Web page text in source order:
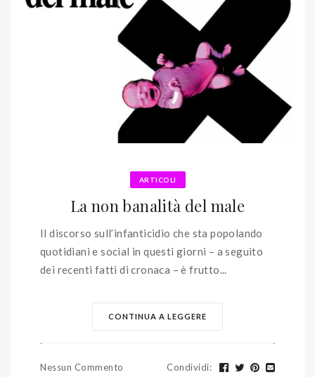
ARTICOLI
La non banalità del male
Il discorso sull’infanticidio che sta popolando
quotidiani e social in questi giorni – a seguito
dei recenti fatti di cronaca – è frutto...
CONTINUA A LEGGERE
Nessun Commento Condividi: